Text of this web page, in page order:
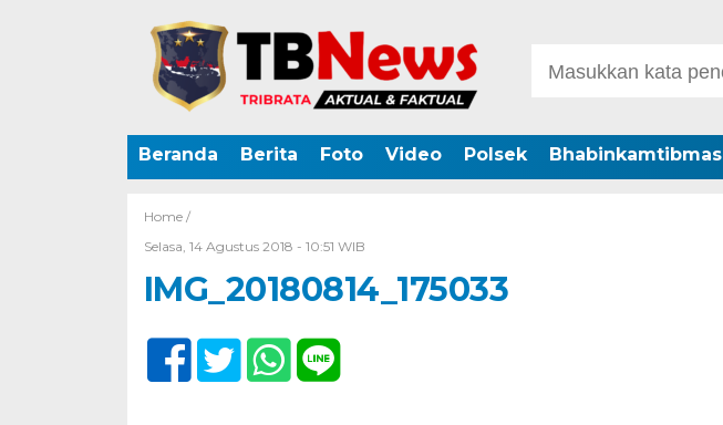
Beranda Berita Foto Video Polsek Bhabinkamtibmas
Home /
Selasa, 14 Agustus 2018 - 10:51 WIB
IMG_20180814_175033